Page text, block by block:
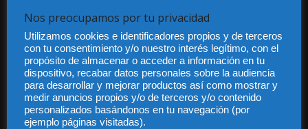
Audiencia y Publicidad
Quiénes somos
Legal
Privacidad
Contacto
Nos preocupamos por tu privacidad
Utilizamos cookies e identificadores propios y de terceros
con tu consentimiento y/o nuestro interés legítimo, con el
propósito de almacenar o acceder a información en tu
dispositivo, recabar datos personales sobre la audiencia
para desarrollar y mejorar productos así como mostrar y
medir anuncios propios y/o de terceros y/o contenido
personalizados basándonos en tu navegación (por
ejemplo páginas visitadas).